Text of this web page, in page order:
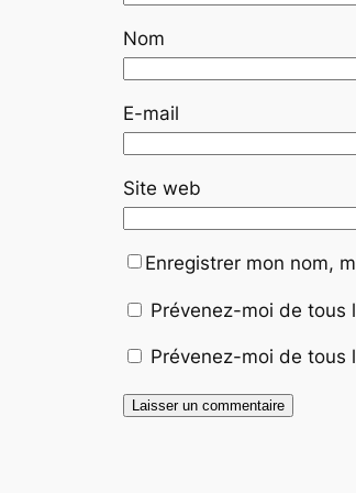
Nom
E-mail
Site web
Enregistrer mon nom,
Prévenez-moi de tous
Prévenez-moi de tous